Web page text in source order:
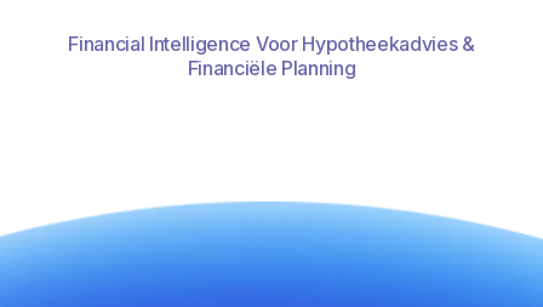
Financial Intelligence Voor Hypotheekadvies &
Financiële Planning